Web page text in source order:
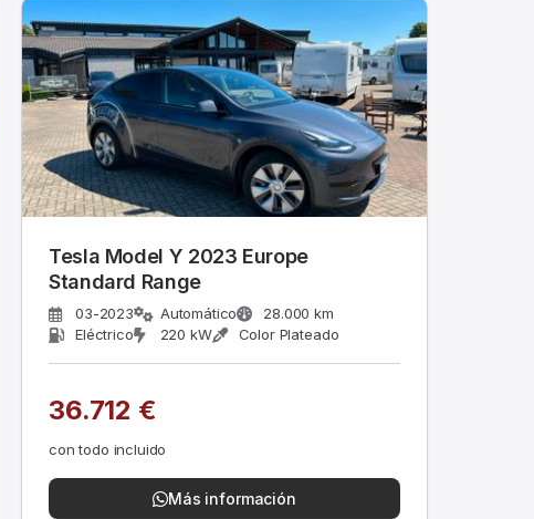
Tesla Model Y 2023 Europe
Standard Range
03-2023 Automático
28.000 km
Eléctrico
220 kW Color Plateado
36.712 €
con todo incluido
Más información